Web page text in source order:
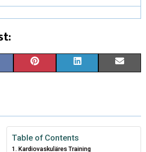
E T
E
K I
Table of Contents
Kardiovaskuläres Training